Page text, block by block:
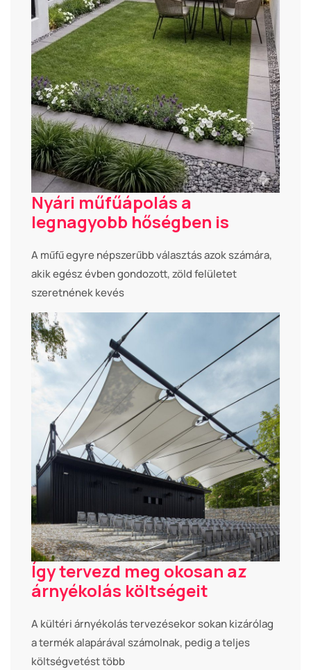
Nyári műfűápolás a
legnagyobb hőségben is
A műfű egyre népszerűbb választás azok számára,
akik egész évben gondozott, zöld felületet
szeretnének kevés
Így tervezd meg okosan az
árnyékolás költségeit
A kültéri árnyékolás tervezésekor sokan kizárólag
a termék alapárával számolnak, pedig a teljes
költségvetést több